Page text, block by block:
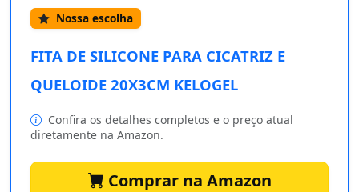
Nossa escolha
FITA DE SILICONE PARA CICATRIZ E
QUELOIDE 20X3CM KELOGEL
Confira os detalhes completos e o preço atual
diretamente na Amazon.
Comprar na Amazon